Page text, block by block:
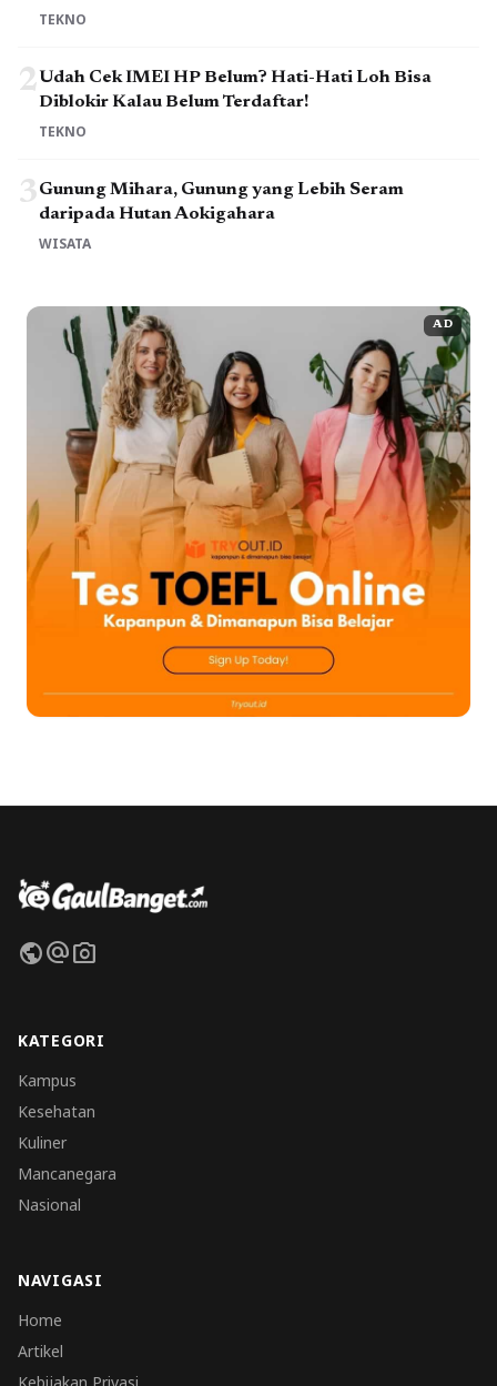
TEKNO
2Udah Cek IMEI HP Belum? Hati-Hati Loh Bisa
Diblokir Kalau Belum Terdaftar!
TEKNO
3Gunung Mihara, Gunung yang Lebih Seram
daripada Hutan Aokigahara
WISATA
AD
publicalternate_emailphoto_camera
KATEGORI
Kampus
Kesehatan
Kuliner
Mancanegara
Nasional
NAVIGASI
Home
Artikel